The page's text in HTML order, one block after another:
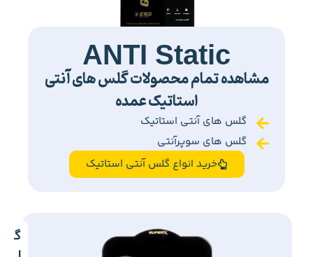
ANTI Static
مشاهده تمام محصولات گلس های آنتی
استاتیک عمده
گلس های آنتی استاتیک
گلس های سوپرآنتی
خرید انواع گلس آنتی استاتیک
گ